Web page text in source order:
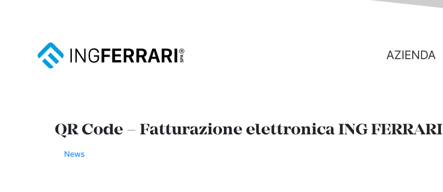
AZIENDA
QR Code – Fatturazione elettronica ING FERRARI
News